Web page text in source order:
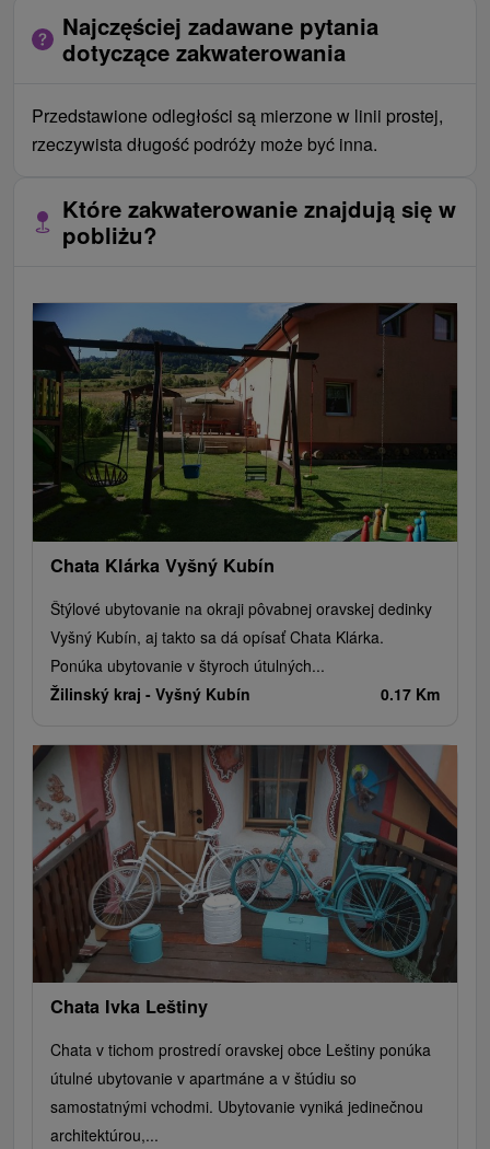
Najczęściej zadawane pytania
dotyczące zakwaterowania
Przedstawione odległości są mierzone w linii prostej,
rzeczywista długość podróży może być inna.
Które zakwaterowanie znajdują się w
pobliżu?
Chata Klárka Vyšný Kubín
Štýlové ubytovanie na okraji pôvabnej oravskej dedinky
Vyšný Kubín, aj takto sa dá opísať Chata Klárka.
Ponúka ubytovanie v štyroch útulných...
Žilinský kraj - Vyšný Kubín 0.17 Km
Chata Ivka Leštiny
Chata v tichom prostredí oravskej obce Leštiny ponúka
útulné ubytovanie v apartmáne a v štúdiu so
samostatnými vchodmi. Ubytovanie vyniká jedinečnou
architektúrou,...